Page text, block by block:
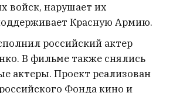
войск, нарушает их
Красную Армию.
российский актер
В фильме также снялись
актеры. Проект реализован
Фонда кино и
Екатерина
молодечненской
Садовской
6